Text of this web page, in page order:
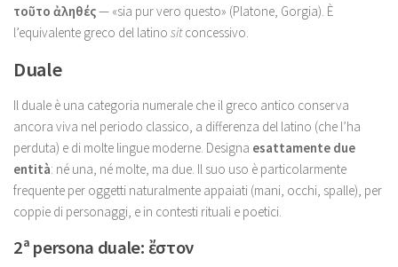
τοῦτο ἀληθές— «sia pur vero questo» (Platone, Gorgia). È
l’equivalente greco del latino sitconcessivo.
Duale
Il duale è una categoria numerale che il greco antico conserva
ancora viva nel periodo classico, a differenza del latino (che l’ha
perduta) e di molte lingue moderne. Designa esattamente due
entità: né una, né molte, ma due. Il suo uso è particolarmente
frequente per oggetti naturalmente appaiati (mani, occhi, spalle), per
coppie di personaggi, e in contesti rituali e poetici.
2ª persona duale: ἔστον